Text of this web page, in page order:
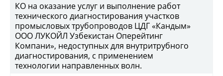
КО на оказание услуг и выполнение работ
технического диагностирования участков
промысловых трубопроводов ЦДГ «Кандым»
ООО ЛУКОЙЛ Узбекистан Оперейтинг
Компани», недоступных для внутритрубного
диагностирования, с применением
технологии направленных волн.